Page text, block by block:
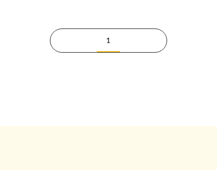
@lafeminologie
1